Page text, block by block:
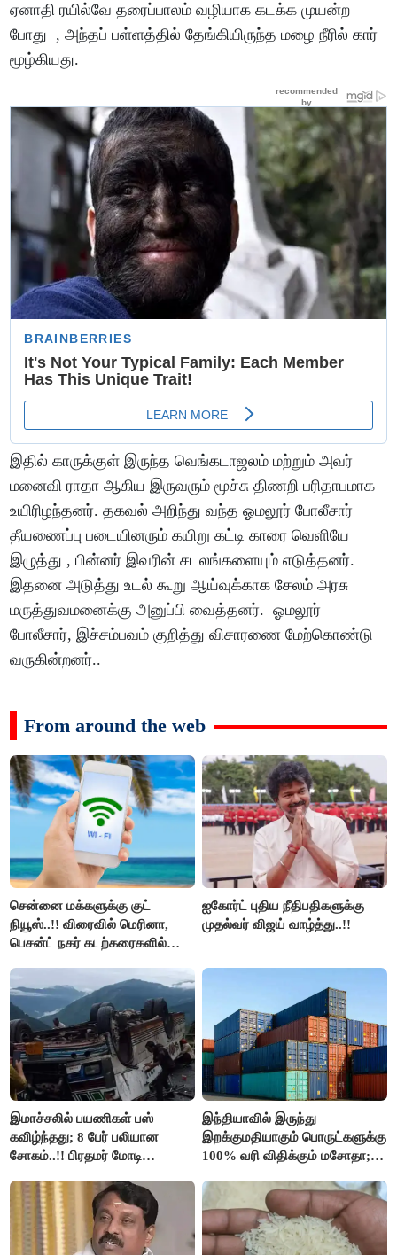
ஏனாதி ரயில்வே தரைப்பாலம் வழியாக கடக்க முயன்ற
போது , அந்தப் பள்ளத்தில் தேங்கியிருந்த மழை நீரில் கார்
மூழ்கியது.
இதில் காருக்குள் இருந்த வெங்கடாஜலம் மற்றும் அவர்
மனைவி ராதா ஆகிய இருவரும் மூச்சு திணறி பரிதாபமாக
உயிரிழந்தனர். தகவல் அறிந்து வந்த ஓமலூர் போலீசார்
தீயணைப்பு படையினரும் கயிறு கட்டி காரை வெளியே
இழுத்து , பின்னர் இவரின் சடலங்களையும் எடுத்தனர்.
இதனை அடுத்து உடல் கூறு ஆய்வுக்காக சேலம் அரசு
மருத்துவமனைக்கு அனுப்பி வைத்தனர். ஓமலூர்
போலீசார், இச்சம்பவம் குறித்து விசாரணை மேற்கொண்டு
வருகின்றனர்..
From around the web
சென்னை மக்களுக்கு குட்
நியூஸ்..!! விரைவில் மெரினா,
பெசன்ட் நகர் கடற்கரைகளில்
ஐகோர்ட் புதிய நீதிபதிகளுக்கு
முதல்வர் விஜய் வாழ்த்து..!!
இமாச்சலில் பயணிகள் பஸ்
கவிழ்ந்தது; 8 பேர் பலியான
சோகம்..!! பிரதமர் மோடி
இந்தியாவில் இருந்து
இறக்குமதியாகும் பொருட்களுக்கு
100% வரி விதிக்கும் மசோதா;